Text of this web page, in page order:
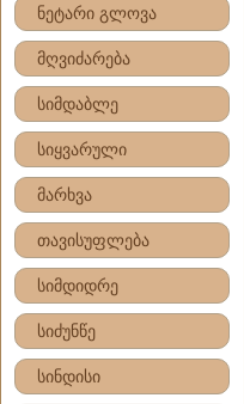
ნეტარი გლოვა
მღვიძარება
სიმდაბლე
სიყვარული
მარხვა
თავისუფლება
სიმდიდრე
სიძუნწე
სინდისი